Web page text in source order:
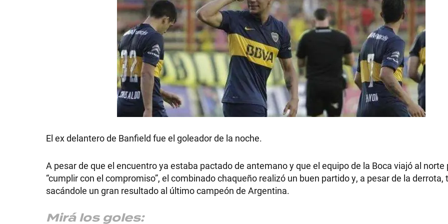
El ex delantero de Banfield fue el goleador de la noche.
A pesar de que el encuentro ya estaba pactado de antemano y que el equipo de la Boca viajó al norte
“cumplir con el compromiso”, el combinado chaqueño realizó un buen partido y, a pesar de la derrota,
sacándole un gran resultado al último campeón de Argentina.
Mirá los goles: